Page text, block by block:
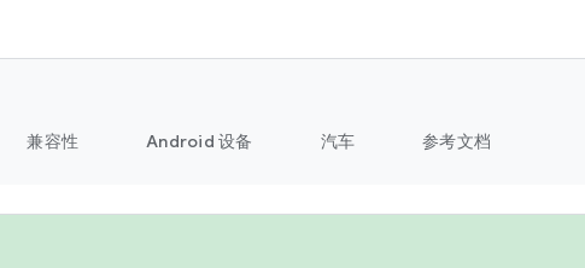
兼容性 Android 设备 汽车 参考文档